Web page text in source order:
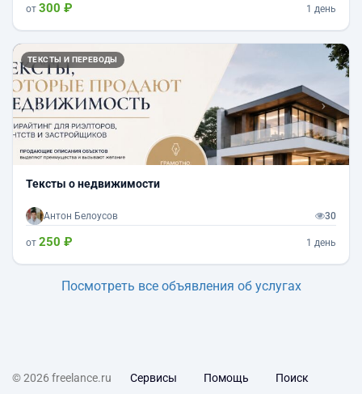
от 300 ₽ 1 день
ТЕКСТЫ И ПЕРЕВОДЫ
Назад
Тексты о недвижимости
Антон Белоусов 30
от 250 ₽ 1 день
Посмотреть все объявления об услугах
© 2026 freelance.ru Сервисы Помощь Поиск